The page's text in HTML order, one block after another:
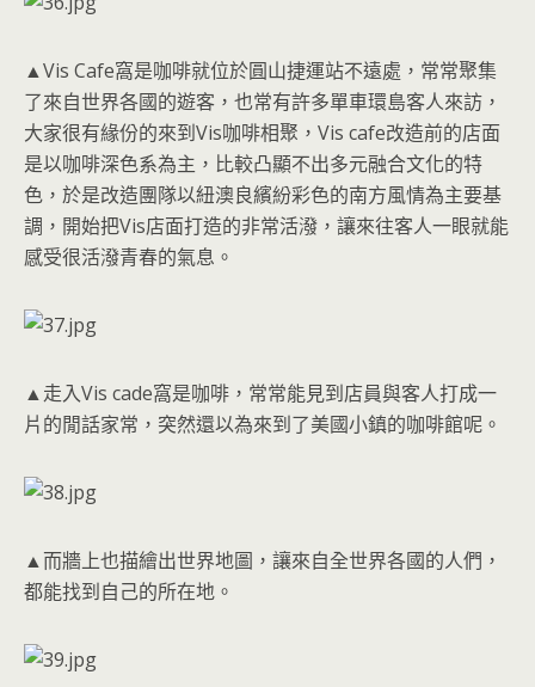
▲Vis Cafe窩是咖啡就位於圓山捷運站不遠處，常常聚集
了來自世界各國的遊客，也常有許多單車環島客人來訪，
大家很有緣份的來到Vis咖啡相聚，Vis cafe改造前的店面
是以咖啡深色系為主，比較凸顯不出多元融合文化的特
色，於是改造團隊以紐澳良繽紛彩色的南方風情為主要基
調，開始把Vis店面打造的非常活潑，讓來往客人一眼就能
感受很活潑青春的氣息。
▲走入Vis cade窩是咖啡，常常能見到店員與客人打成一
片的閒話家常，突然還以為來到了美國小鎮的咖啡館呢。
▲而牆上也描繪出世界地圖，讓來自全世界各國的人們，
都能找到自己的所在地。